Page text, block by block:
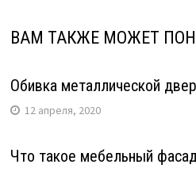
ВАМ ТАКЖЕ МОЖЕТ
Обивка металлической
12 апреля, 2020
Что такое мебельный